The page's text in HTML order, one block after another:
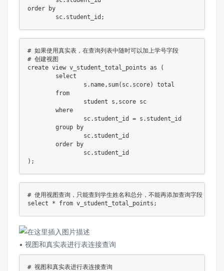
order
by
	sc
. student_id ;
# 如果使用真实表，在查询列表中随时可以加上学号字段
# 创建视图
create view v_student_total_points as
(
select
		s
. name, sum( sc. score)
total
from
		student s
, score sc
where
		sc
. student_id = s . student_id
group
by
		sc
. student_id
order
by
		sc
.
) ;
# 使用视图查询，只能查到学生姓名和总分，不能再添加查询字段
select
* from v_student_total_points ;
• 视图和真实表进⾏表连接查询
# 视图和真实表进行表连接查询